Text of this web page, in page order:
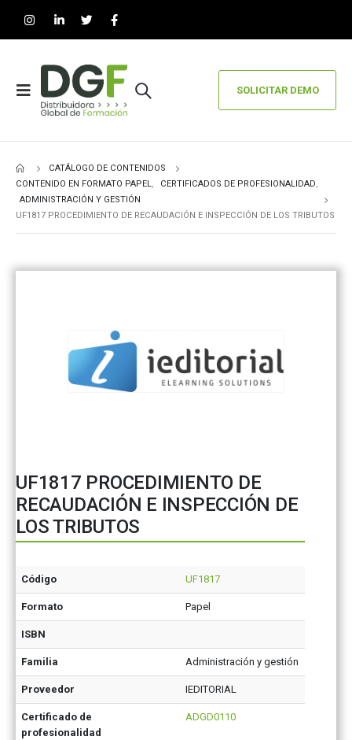
SOLICITAR DEMO
CATÁLOGO DE CONTENIDOS
CONTENIDO EN FORMATO PAPEL, CERTIFICADOS DE PROFESIONALIDAD,
ADMINISTRACIÓN Y GESTIÓN
UF1817 PROCEDIMIENTO DE RECAUDACIÓN E INSPECCIÓN DE LOS TRIBUTOS
UF1817 PROCEDIMIENTO DE
RECAUDACIÓN E INSPECCIÓN DE
LOS TRIBUTOS
Código UF1817
Formato Papel
ISBN
Familia Administración y gestión
Proveedor IEDITORIAL
Certificado de
profesionalidad
ADGD0110